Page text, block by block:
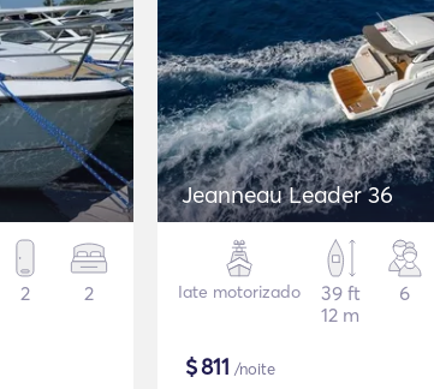
2 2
Jeanneau Leader 36
Iate motorizado
39 ft
12 m
6
$811 /noite